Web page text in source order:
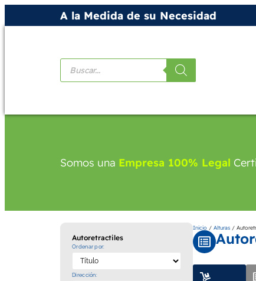
A la Medida de su Necesidad
Somos una Empresa 100% Legal
Autoretractiles
Ordenar por:
Dirección:
Inicio/ Alturas/